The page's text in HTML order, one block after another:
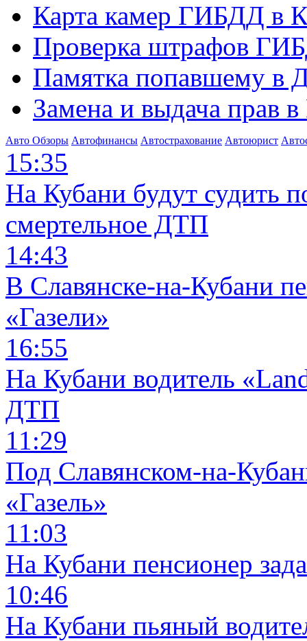
Карта камер ГИБДД в
Проверка штрафов
Памятка попавшему в
Замена и выдача прав
Авто Обзоры Автофинансы Автострахование Автоюрист
15:35
На Кубани будут судить
смертельное ДТП
14:43
В Славянске-на-Кубани
«Газели»
16:55
На Кубани водитель
ДТП
11:29
Под Славянском-на-
«Газель»
11:03
На Кубани пенсионер
10:46
На Кубани пьяный